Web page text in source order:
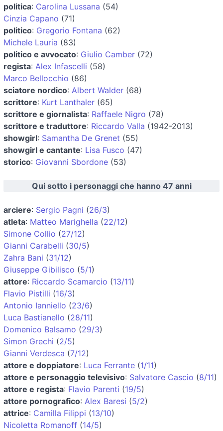
politica: Carolina Lussana (54)
Cinzia Capano (71)
politico: Gregorio Fontana (62)
Michele Lauria (83)
politico e avvocato: Giulio Camber (72)
regista: Alex Infascelli (58)
Marco Bellocchio (86)
sciatore nordico: Albert Walder (68)
scrittore: Kurt Lanthaler (65)
scrittore e giornalista: Raffaele Nigro (78)
scrittore e traduttore: Riccardo Valla (1942-2013)
showgirl: Samantha De Grenet (55)
showgirl e cantante: Lisa Fusco (47)
storico: Giovanni Sbordone (53)
Qui sotto i personaggi che hanno 47 anni
arciere: Sergio Pagni (26/3)
atleta: Matteo Marighella (22/12)
Simone Collio (27/12)
Gianni Carabelli (30/5)
Zahra Bani (31/12)
Giuseppe Gibilisco (5/1)
attore: Riccardo Scamarcio (13/11)
Flavio Pistilli (16/3)
Antonio Ianniello (23/6)
Luca Bastianello (28/11)
Domenico Balsamo (29/3)
Simon Grechi (2/5)
Gianni Verdesca (7/12)
attore e doppiatore: Luca Ferrante (1/11)
attore e personaggio televisivo: Salvatore Cascio (8/11)
attore e regista: Flavio Parenti (19/5)
attore pornografico: Alex Baresi (5/2)
attrice: Camilla Filippi (13/10)
Nicoletta Romanoff (14/5)